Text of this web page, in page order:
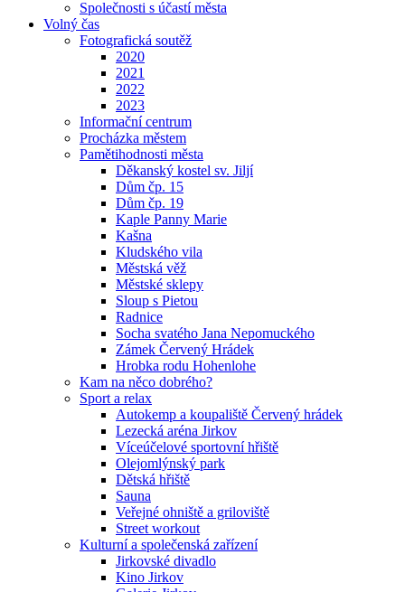
Společnosti s účastí města
Volný čas
Fotografická soutěž
2020
2021
2022
2023
Informační centrum
Procházka městem
Pamětihodnosti města
Děkanský kostel sv. Jiljí
Dům čp. 15
Dům čp. 19
Kaple Panny Marie
Kašna
Kludského vila
Městská věž
Městské sklepy
Sloup s Pietou
Radnice
Socha svatého Jana Nepomuckého
Zámek Červený Hrádek
Hrobka rodu Hohenlohe
Kam na něco dobrého?
Sport a relax
Autokemp a koupaliště Červený hrádek
Lezecká aréna Jirkov
Víceúčelové sportovní hřiště
Olejomlýnský park
Dětská hřiště
Sauna
Veřejné ohniště a griloviště
Street workout
Kulturní a společenská zařízení
Jirkovské divadlo
Kino Jirkov